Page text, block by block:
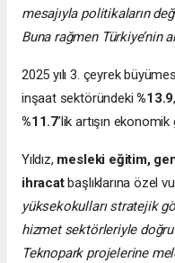
mesajıyla politikaların
Buna rağmen Türkiye’nin
2025 yılı 3. çeyrek
inşaat sektöründeki%13.9
%11.7’lik artışın
Yıldız, mesleki eğitim,
ihracatbaşlıklarına özel
yüksekokulları stratejik
hizmet sektörleriyle
Teknopark projelerine